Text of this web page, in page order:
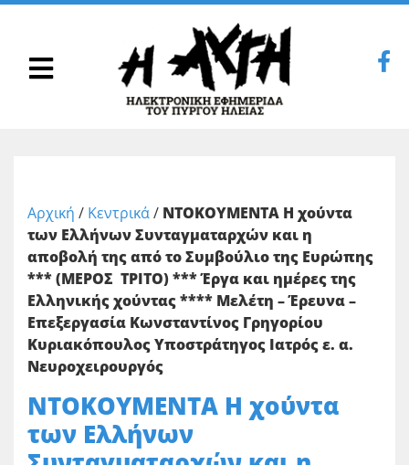
Αρχική / Κεντρικά/ ΝΤΟΚΟΥΜΕΝΤΑ Η χούντα
των Ελλήνων Συνταγματαρχών και η
αποβολή της από το Συμβούλιο της Ευρώπης
*** (ΜΕΡΟΣ ΤΡΙΤΟ) *** Έργα και ημέρες της
Ελληνικής χούντας **** Μελέτη – Έρευνα –
Επεξεργασία Κωνσταντίνος Γρηγορίου
Κυριακόπουλος Υποστράτηγος Ιατρός ε. α.
Νευροχειρουργός
ΝΤΟΚΟΥΜΕΝΤΑ Η χούντα
των Ελλήνων